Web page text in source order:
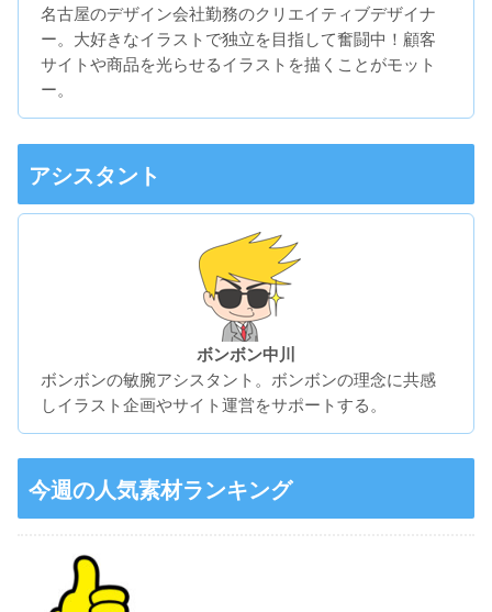
名古屋のデザイン会社勤務のクリエイティブデザイナ
ー。大好きなイラストで独立を目指して奮闘中！顧客
サイトや商品を光らせるイラストを描くことがモット
ー。
アシスタント
ボンボン中川
ボンボンの敏腕アシスタント。ボンボンの理念に共感
しイラスト企画やサイト運営をサポートする。
今週の人気素材ランキング